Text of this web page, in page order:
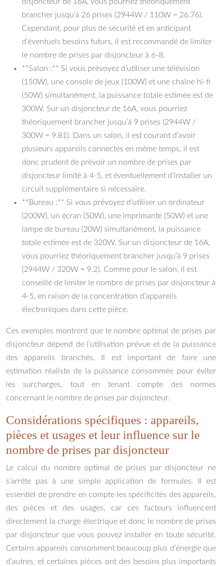
brancher jusqu’à 26 prises (2944W / 110W = 26.76).
Cependant, pour plus de sécurité et en anticipant
d’éventuels besoins futurs, il est recommandé de limiter
le nombre de prises par disjoncteur à 6-8.
**Salon :** Si vous prévoyez d’utiliser une télévision
(150W), une console de jeux (100W) et une chaîne hi-fi
(50W) simultanément, la puissance totale estimée est de
300W. Sur un disjoncteur de 16A, vous pourriez
théoriquement brancher jusqu’à 9 prises (2944W /
300W = 9.81). Dans un salon, il est courant d’avoir
plusieurs appareils connectés en même temps, il est
donc prudent de prévoir un nombre de prises par
disjoncteur limité à 4-5, et éventuellement d’installer un
circuit supplémentaire si nécessaire.
**Bureau :** Si vous prévoyez d’utiliser un ordinateur
(200W), un écran (50W), une imprimante (50W) et une
lampe de bureau (20W) simultanément, la puissance
totale estimée est de 320W. Sur un disjoncteur de 16A,
vous pourriez théoriquement brancher jusqu’à 9 prises
(2944W / 320W = 9.2). Comme pour le salon, il est
conseillé de limiter le nombre de prises par disjoncteur à
4-5, en raison de la concentration d’appareils
électroniques dans cette pièce.
Ces exemples montrent que le nombre optimal de prises par
disjoncteur dépend de l’utilisation prévue et de la puissance
des appareils branchés. Il est important de faire une
estimation réaliste de la puissance consommée pour éviter
les surcharges, tout en tenant compte des normes
concernant le nombre de prises par disjoncteur.
Considérations spécifiques : appareils,
pièces et usages et leur influence sur le
nombre de prises par disjoncteur
Le calcul du nombre optimal de prises par disjoncteur ne
s’arrête pas à une simple application de formules. Il est
essentiel de prendre en compte les spécificités des appareils,
des pièces et des usages, car ces facteurs influencent
directement la charge électrique et donc le nombre de prises
par disjoncteur que vous pouvez installer en toute sécurité.
Certains appareils consomment beaucoup plus d’énergie que
d’autres, et certaines pièces ont des besoins plus importants